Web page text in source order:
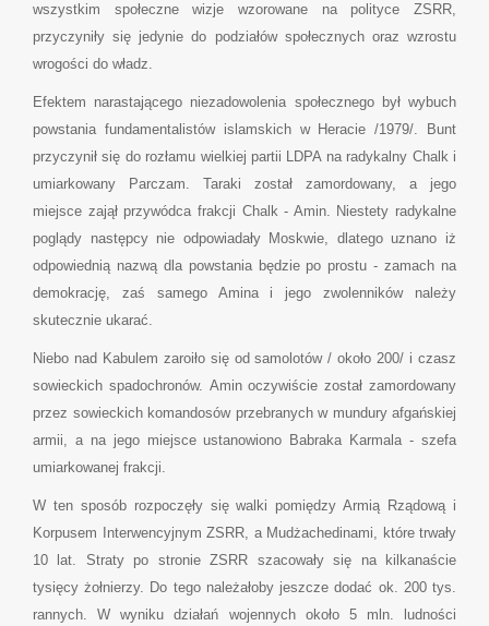
wszystkim społeczne wizje wzorowane na polityce ZSRR,
przyczyniły się jedynie do podziałów społecznych oraz wzrostu
wrogości do władz.
Efektem narastającego niezadowolenia społecznego był wybuch
powstania fundamentalistów islamskich w Heracie /1979/. Bunt
przyczynił się do rozłamu wielkiej partii LDPA na radykalny Chalk i
umiarkowany Parczam. Taraki został zamordowany, a jego
miejsce zajął przywódca frakcji Chalk - Amin. Niestety radykalne
poglądy następcy nie odpowiadały Moskwie, dlatego uznano iż
odpowiednią nazwą dla powstania będzie po prostu - zamach na
demokrację, zaś samego Amina i jego zwolenników należy
skutecznie ukarać.
Niebo nad Kabulem zaroiło się od samolotów / około 200/ i czasz
sowieckich spadochronów. Amin oczywiście został zamordowany
przez sowieckich komandosów przebranych w mundury afgańskiej
armii, a na jego miejsce ustanowiono Babraka Karmala - szefa
umiarkowanej frakcji.
W ten sposób rozpoczęły się walki pomiędzy Armią Rządową i
Korpusem Interwencyjnym ZSRR, a Mudżachedinami, które trwały
10 lat. Straty po stronie ZSRR szacowały się na kilkanaście
tysięcy żołnierzy. Do tego należałoby jeszcze dodać ok. 200 tys.
rannych. W wyniku działań wojennych około 5 mln. ludności